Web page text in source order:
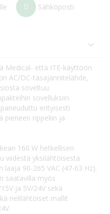
Sähköposti
Medical- että ITE-käyttöön
AC/DC-tasajännitelähde,
soveltuu
sovelluksiin.
erityisesti
pieneen rippeliin ja
160 W hetkellisen
viidestä yksilähtöisestä
90-265 VAC (47-63 Hz).
saatavilla myös
ja 5V/24V sekä
nelilähtöiset mallit